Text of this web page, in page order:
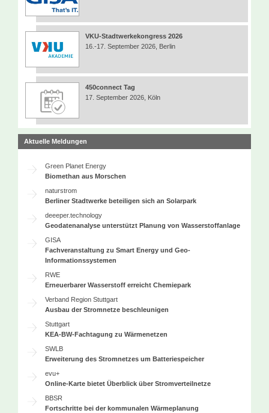
VKU-Stadtwerkekongress 2026
16.-17. September 2026, Berlin
450connect Tag
17. September 2026, Köln
Aktuelle Meldungen
Green Planet Energy
Biomethan aus Morschen
naturstrom
Berliner Stadtwerke beteiligen sich an Solarpark
deeeper.technology
Geodatenanalyse unterstützt Planung von Wasserstoffanlage
GISA
Fachveranstaltung zu Smart Energy und Geo-
Informationssystemen
RWE
Erneuerbarer Wasserstoff erreicht Chemiepark
Verband Region Stuttgart
Ausbau der Stromnetze beschleunigen
Stuttgart
KEA-BW-Fachtagung zu Wärmenetzen
SWLB
Erweiterung des Stromnetzes um Batteriespeicher
evu+
Online-Karte bietet Überblick über Stromverteilnetze
BBSR
Fortschritte bei der kommunalen Wärmeplanung